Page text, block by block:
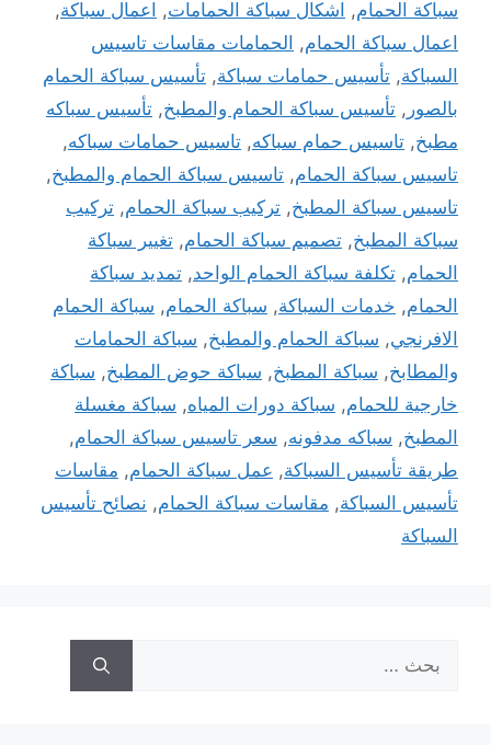
سباكة الحمام, اشكال سباكة الحمامات, اعمال سباكة,
اعمال سباكة الحمام, الحمامات مقاسات تاسيس
السباكة, تأسيس حمامات سباكة, تأسيس سباكة الحمام
بالصور , تأسيس سباكة الحمام والمطبخ, تأسيس سباكه
مطبخ, تاسيس حمام سباكه, تاسيس حمامات سباكه,
تاسيس سباكة الحمام, تاسيس سباكة الحمام والمطبخ,
تاسيس سباكة المطبخ, تركيب سباكة الحمام, تركيب
سباكة المطبخ, تصميم سباكة الحمام, تغيير سباكة
الحمام, تكلفة سباكة الحمام الواحد, تمديد سباكة
الحمام, خدمات السباكة, سباكة الحمام, سباكة الحمام
الافرنجي, سباكة الحمام والمطبخ, سباكة الحمامات
والمطابخ, سباكة المطبخ, سباكة حوض المطبخ, سباكة
خارجية للحمام, سباكة دورات المياه, سباكة مغسلة
المطبخ, سباكه مدفونه, سعر تاسيس سباكة الحمام,
طريقة تأسيس السباكة, عمل سباكة الحمام, مقاسات
تأسيس السباكة, مقاسات سباكة الحمام, نصائح تأسيس
السباكة
عن: